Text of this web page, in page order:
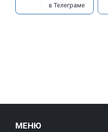
в Телеграме
МЕНЮ